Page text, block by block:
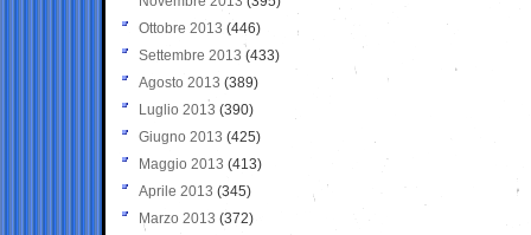
Ottobre 2013 (446)
Settembre 2013 (433)
Agosto 2013 (389)
Luglio 2013 (390)
Giugno 2013 (425)
Maggio 2013 (413)
Aprile 2013 (345)
Marzo 2013 (372)